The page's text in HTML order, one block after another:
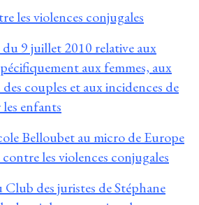
les violences conjugales
9 juillet 2010 relative aux
aux femmes, aux
couples et aux incidences de
les enfants
Belloubet au micro de Europe
les violences conjugales
des juristes de Stéphane